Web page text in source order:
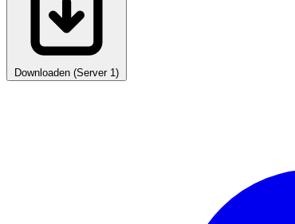
Downloaden (Server 1)